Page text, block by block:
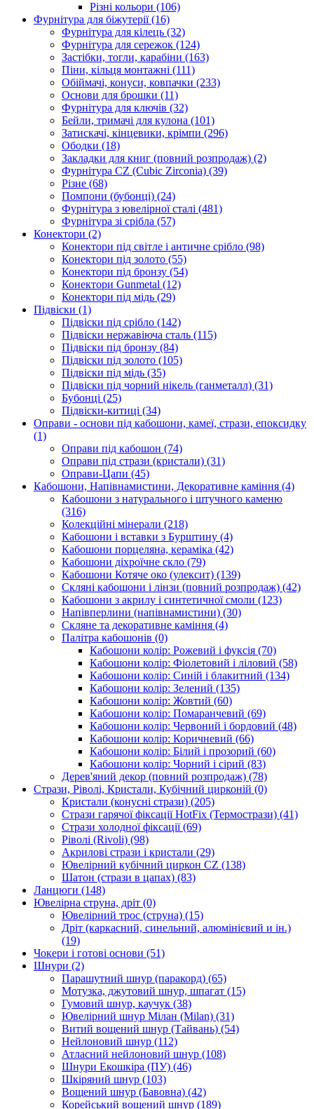
Різні кольори (106)
Фурнітура для біжутерії(16)
Фурнітура для кілець (32)
Фурнітура для сережок (124)
Застібки, тогли, карабіни (163)
Піни, кільця монтажні (111)
Обіймачі, конуси, ковпачки (233)
Основи для брошки (11)
Фурнітура для ключів (32)
Бейли, тримачі для кулона (101)
Затискачі, кінцевики, крімпи (296)
Ободки (18)
Закладки для книг (повний розпродаж) (2)
Фурнітура CZ (Cubic Zirconia) (39)
Різне (68)
Помпони (бубонці) (24)
Фурнітура з ювелірної сталі (481)
Фурнітура зі срібла (57)
Конектори (2)
Конектори під світле і античне срібло (98)
Конектори під золото (55)
Конектори під бронзу (54)
Конектори Gunmetal (12)
Конектори під мідь (29)
Підвіски (1)
Підвіски під срібло (142)
Підвіски нержавіюча сталь (115)
Підвіски під бронзу (84)
Підвіски під золото (105)
Підвіски під мідь (35)
Підвіски під чорний нікель (ганметалл) (31)
Бубонці (25)
Підвіски-китиці (34)
Оправи - основи під кабошони, камеї, стрази, епоксидку
(1)
Оправи під кабошон (74)
Оправи під стрази (кристали) (31)
Оправи-Цапи (45)
Кабошони, Напівнамистини, Декоративне каміння (4)
Кабошони з натурального і штучного каменю
(316)
Колекційні мінерали (218)
Кабошони і вставки з Бурштину (4)
Кабошони порцеляна, кераміка (42)
Кабошони діхроїчне скло (79)
Кабошони Котяче око (улексит) (139)
Скляні кабошони і лінзи (повний розпродаж) (42)
Кабошони з акрилу і синтетичної смоли (123)
Напівперлини (напівнамистини) (30)
Скляне та декоративне каміння (4)
Палітра кабошонів (0)
Кабошони колір: Рожевий і фуксія (70)
Кабошони колір: Фіолетовий і ліловий (58)
Кабошони колір: Синій і блакитний (134)
Кабошони колір: Зелений (135)
Кабошони колір: Жовтий (60)
Кабошони колір: Помаранчевий (69)
Кабошони колір: Червоний і бордовий (48)
Кабошони колір: Коричневий (66)
Кабошони колір: Білий і прозорий (60)
Кабошони колір: Чорний і сірий (83)
Дерев'яний декор (повний розпродаж) (78)
Стрази, Ріволі, Кристали, Кубічний цирконій (0)
Кристали (конусні стрази) (205)
Стрази гарячої фіксації HotFix (Термострази) (41)
Стрази холодної фіксації(69)
Ріволі (Rivoli) (98)
Акрилові стрази і кристали (29)
Ювелірний кубічний циркон CZ (138)
Шатон (стрази в цапах) (83)
Ланцюги (148)
Ювелірна струна, дріт (0)
Ювелірний трос (струна) (15)
Дріт (каркасний, синельний, алюмінієвий и ін.)
(19)
Чокери і готові основи (51)
Шнури (2)
Парашутний шнур (паракорд) (65)
Мотузка, джутовий шнур, шпагат (15)
Гумовий шнур, каучук (38)
Ювелірний шнур Мілан (Milan) (31)
Витий вощений шнур (Тайвань) (54)
Нейлоновий шнур (112)
Атласний нейлоновий шнур (108)
Шнури Екошкіра (ПУ) (46)
Шкіряний шнур (103)
Вощений шнур (Бавовна) (42)
Корейський вощений шнур (189)